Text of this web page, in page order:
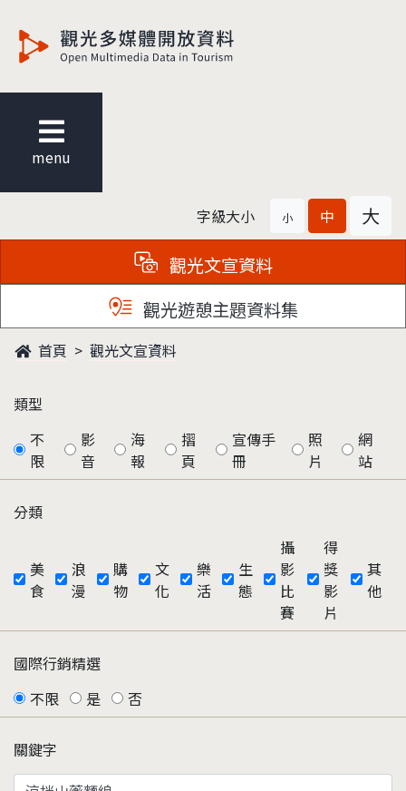
menu
字級大小 小 中 大
觀光文宣資料
觀光遊憩主題資料集
首頁 觀光文宣資料
類型
不
限
影
音
海
報
摺
頁
宣傳手
冊
照
片
網
站
分類
美
食
浪
漫
購
物
文
化
樂
活
生
態
攝
影
比
賽
得
獎
影
片
其
他
國際行銷精選
不限
是 否
關鍵字